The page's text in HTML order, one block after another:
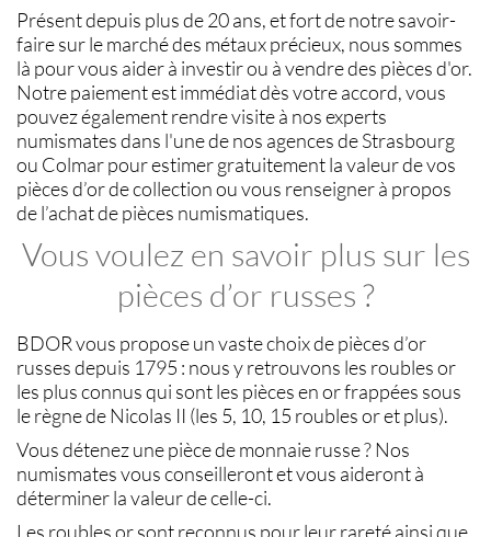
Présent depuis plus de 20 ans, et fort de notre savoir-
faire sur lemarché des métaux précieux, nous sommes
là pour vous aider à investir ou àvendre des pièces d'or.
Notre paiement est immédiat dès votre accord, vous
pouvez également rendre visite à nos experts
numismatesdans l'une de nos agences deStrasbourg
ou Colmarpour estimer gratuitement lavaleur de vos
pièces d’or de collectionou vous renseigner à propos
de l’achat de pièces numismatiques.
Vous voulez en savoir plus sur les
pièces d’or russes ?
BDORvous propose un vaste choix depièces d’or
russesdepuis 1795 : nous y retrouvons les roubles or
les plus connus qui sont les pièces en orfrappées sous
le règne de Nicolas II (les 5, 10, 15 roubles oret plus).
Vous détenez unepièce de monnaie russe? Nos
numismatesvous conseilleront et vous aideront à
déterminer la valeur de celle-ci.
Les roubles orsont reconnus pour leur rareté ainsi que